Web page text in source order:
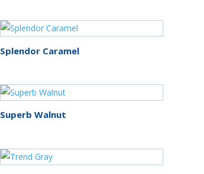
Splendor Caramel
Superb Walnut